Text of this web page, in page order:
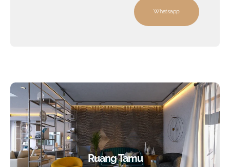
Whatsapp
Ruang Tamu